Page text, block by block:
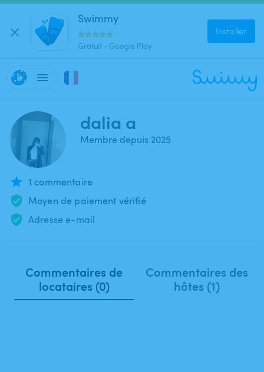
Swimmy
Gratuit - Google Play
Installer
dalia a
Membre depuis 2025
1 commentaire
Moyen de paiement vérifié
Adresse e-mail
Commentaires de
locataires (0)
Commentaires des
hôtes (1)